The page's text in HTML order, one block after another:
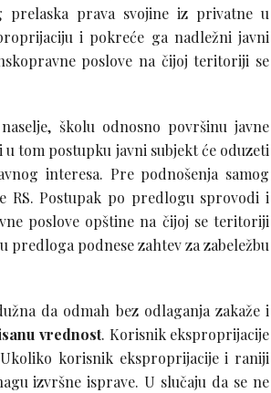
prelaska prava svojine iz privatne u
i pokreće ga nadležni javni
poslove na čijoj teritoriji se
školu odnosno površinu javne
tom postupku javni subjekt će oduzeti
interesa. Pre podnošenja samog
Postupak po predlogu sprovodi i
poslove opštine na čijoj se teritoriji
podnese zahtev za zabeležbu
da odmah bez odlaganja zakaže i
vrednost. Korisnik eksproprijacije
korisnik eksproprijacije i raniji
izvršne isprave. U slučaju da se ne